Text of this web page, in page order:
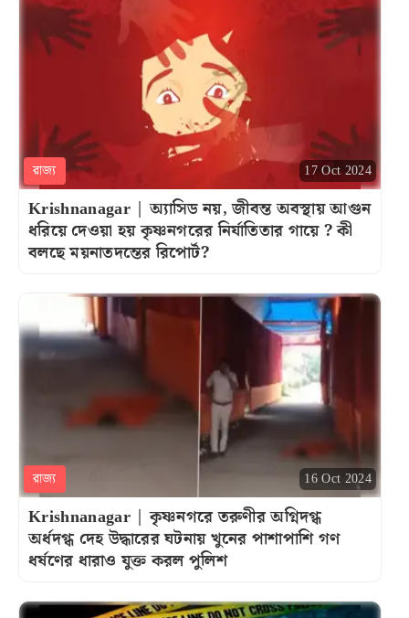
রাজ্য 17 Oct 2024
Krishnanagar | অ্যাসিড নয়, জীবন্ত অবস্থায় আগুন
ধরিয়ে দেওয়া হয় কৃষ্ণনগরের নির্যাতিতার গায়ে ? কী
বলছে ময়নাতদন্তের রিপোর্ট?
রাজ্য 16 Oct 2024
Krishnanagar | কৃষ্ণনগরে তরুণীর অগ্নিদগ্ধ
অর্ধদগ্ধ দেহ উদ্ধারের ঘটনায় খুনের পাশাপাশি গণ
ধর্ষণের ধারাও যুক্ত করল পুলিশ